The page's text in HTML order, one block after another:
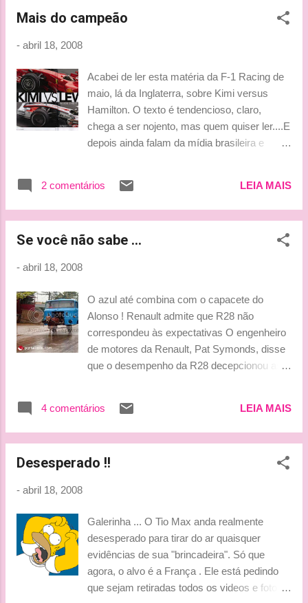
Mais do campeão
- abril 18, 2008
Acabei de ler esta matéria da F-1 Racing de
maio, lá da Inglaterra, sobre Kimi versus
Hamilton. O texto é tendencioso, claro,
chega a ser nojento, mas quem quiser ler....E
depois ainda falam da mídia brasileira e
que aconteceu no Bahrein!!! hehehe... E
outra sobre os melhores pilotos de todos os
levam o nada ao lugar nenhum, na minha
ótimo site da Evenstar Saima. Beijinhos,
2 comentários LEIA MAIS
Se você não sabe ...
- abril 18, 2008
O azul até combina com o capacete do
Alonso ! Renault admite que R28 não
correspondeu às expectativas O engenheiro
de motores da Renault, Pat Symonds, disse
que o desempenho da R28 decepcionou as
escuderia francesa, campeã em 2005 e
2006, enfrentou uma má temporada em
decidiu se concentrar no desenvolvimento do
carro não parece ter algum problema
especifico, não tem nada de errado com ele.
Com mais eficiência aerodinâmica ele iria
melhorar, mas nada além disso", declarou
4 comentários LEIA MAIS
Desesperado !!
- abril 18, 2008
Galerinha ... O Tio Max anda realmente
desesperado para tirar do ar quaisquer
evidências de sua "brincadeira". Só que
agora, o alvo é a França . Ele está pedindo
que sejam retiradas todos os videos e fotos